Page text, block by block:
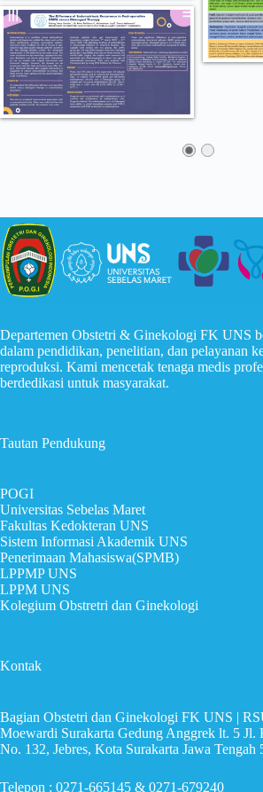
Departemen Obstetri & Ginekologi FK UNS
dalam pendidikan, penelitian, dan pelayanan
reproduksi. Kami mencetak tenaga medis
berdedikasi untuk masyarakat.
Tautan Pendukung
POGI
Universitas Sebelas Maret
Fakultas Kedokteran UNS
Sistem Informasi Akademik UNS
Penerimaan Mahasiswa(SPMB)
LPPMP UNS
LPPM UNS
Kolegium Obstretri dan Ginekologi
Kontak
Bagian Obstetri dan Ginekologi FK UNS |
Moewardi Surakarta Gedung Anggrek lt. 5 Jl.
No. 132, Jebres, Kota Surakarta Jawa Tengah
Telepon : 0271-665145 & 0271-679240